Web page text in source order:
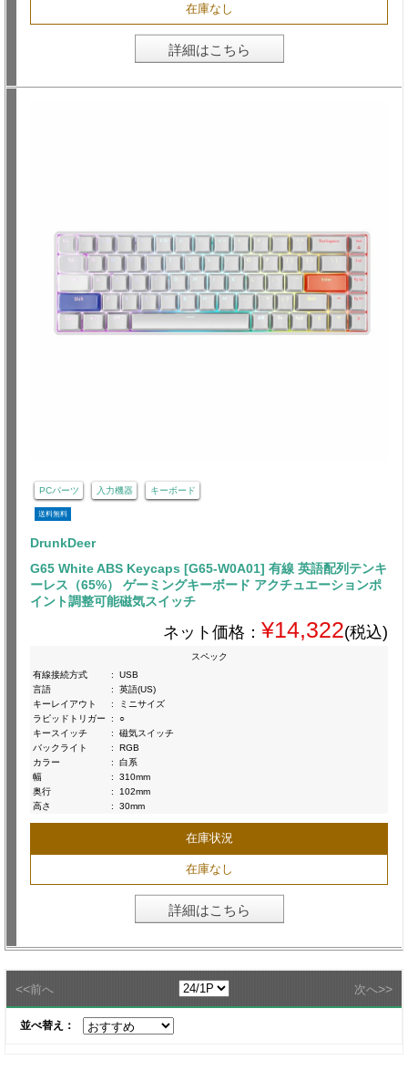
在庫なし
詳細はこちら
PCパーツ 入力機器 キーボード
送料無料
DrunkDeer
G65 White ABS Keycaps [G65-W0A01] 有線 英語配列テンキ
ーレス（65%） ゲーミングキーボード アクチュエーションポ
イント調整可能磁気スイッチ
ネット価格： ¥14,322(税込)
スペック
有線接続方式
:
USB
言語
:
英語(US)
キーレイアウト
:
ミニサイズ
ラピッドトリガー
:
○
キースイッチ
:
磁気スイッチ
バックライト
:
RGB
カラー
:
白系
幅
:
310mm
奥行
:
102mm
高さ
: 30mm
在庫状況
在庫なし
詳細はこちら
<<前へ 次へ>>
並べ替え：